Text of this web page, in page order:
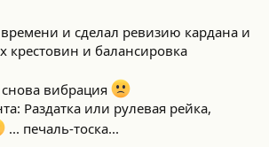
только кардан...и сделал ревизию кардана и
крестовин и балансировка
вибрация
Раздатка или рулевая рейка,
... печаль-тоска...